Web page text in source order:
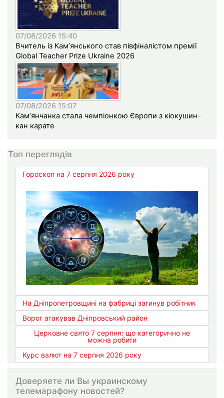
07/08/2026 15:40
Вчитель із Кам’янського став півфіналістом премії
Global Teacher Prize Ukraine 2026
07/08/2026 15:07
Кам’янчанка стала чемпіонкою Європи з кіокушин-
кан карате
Топ переглядів
Гороскоп на 7 серпня 2026 року
На Дніпропетровщині на фабриці загинув робітник
Ворог атакував Дніпровський район
Церковне свято 7 серпня: що категорично не
можна робити
Курс валют на 7 серпня 2026 року
Доверяете ли Вы украинскому
телемарафону новостей?